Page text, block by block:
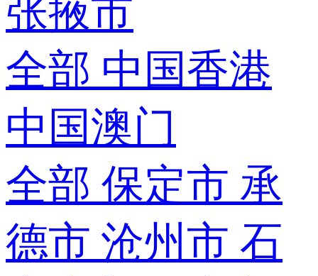
张掖市
全部 中国香港
中国澳门
全部 保定市 承
德市 沧州市 石